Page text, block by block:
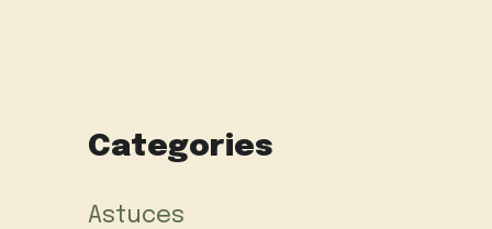
Categories
Astuces